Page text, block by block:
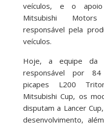
veículos, e o
Mitsubishi
responsável pela
veículos.
Hoje, a equipe da
responsável por
picapes L200
Mitsubishi Cup, os
disputam a Lancer
desenvolvimento,